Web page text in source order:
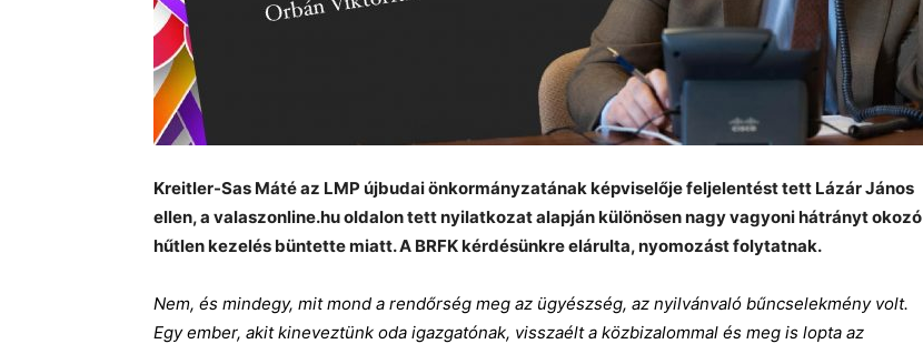
Kreitler-Sas Máté az LMP újbudai önkormányzatának képviselője feljelentést tett Lázár János
ellen, a valaszonline.hu oldalon tett nyilatkozat alapján különösen nagy vagyoni hátrányt okozó
hűtlen kezelés büntette miatt. A BRFK kérdésünkre elárulta, nyomozást folytatnak.
Nem, és mindegy, mit mond a rendőrség meg az ügyészség, az nyilvánvaló bűncselekmény volt.
Egy ember, akit kineveztünk oda igazgatónak, visszaélt a közbizalommal és meg is lopta az